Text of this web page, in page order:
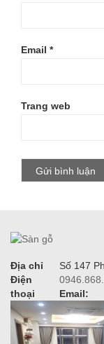
Email *
Trang web
Địa chỉ
Số 147
Điện
thoại
Email: